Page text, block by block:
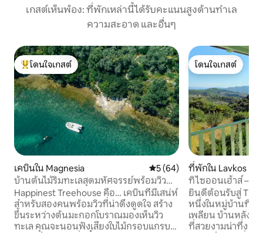
เกสต์เห็นพ้อง: ที่พักเหล่านี้ได้รับคะแนนสูงด้านทำเล
ความสะอาด และอื่นๆ
โดนใจเกสต์ที่สุด
โดนใจเกสต์
เคบินใน Magnesia คะแนนเฉลี่ย 5 จาก 5, 64 รีวิว
5 (64)
บ้านต้นไม้ริมทะเลสุดมหัศจรรย์พร้อมวิว
สวยงาม
Happinest Treehouse คือ… เคบินที่มีเสน่ห์
สำหรับสองคนพร้อมวิวที่น่าดึงดูดใจ สร้าง
ขึ้นระหว่างต้นมะกอกโบราณมองเห็นวิว
ทะเล คุณจะนอนฟังเสียงใบไม้กรอบแกรบ
โดนใจเกสต์
โดนใจเกสต์
ที่พักใน Lavkos
ทิไซออนเฮ้าส์ –
พร้อมเสน่ห์ของห
ยินดีต้อนรับสู่
หนึ่งในหมู่บ้านที่ง
เพลียน บ้านหลังนี้
ที่สวยงามน่าทึ่ง แล